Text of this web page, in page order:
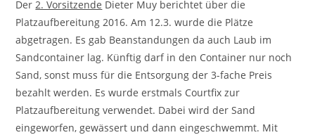
Der2. Vorsitzende Dieter Muy berichtet über die
Platzaufbereitung 2016. Am 12.3. wurde die Plätze
abgetragen. Es gab Beanstandungen da auch Laub im
Sandcontainer lag. Künftig darf in den Container nur noch
Sand, sonst muss für die Entsorgung der 3-fache Preis
bezahlt werden. Es wurde erstmals Courtfix zur
Platzaufbereitung verwendet. Dabei wird der Sand
eingeworfen, gewässert und dann eingeschwemmt. Mit